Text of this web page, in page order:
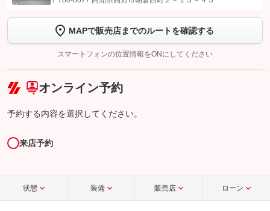
トーク画面で
ボタンをタップして問い合わせを
完了してください。
こちら
MAPで販売店までのルートを確認する
スマートフォンの位置情報をONにしてください
オンライン予約
予約する内容を選択してください。
来店予約
状態 装備 販売店 ローン